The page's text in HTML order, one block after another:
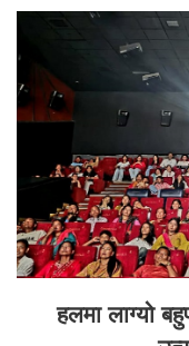
हलमा लाग्यो